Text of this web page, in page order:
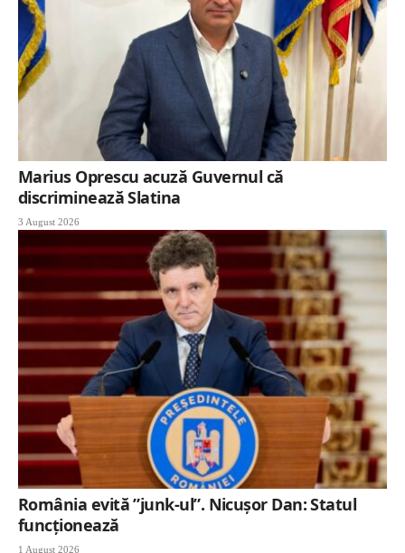
Marius Oprescu acuză Guvernul că
discriminează Slatina
3 August 2026
România evită ”junk-ul”. Nicușor Dan: Statul
funcționează
1 August 2026